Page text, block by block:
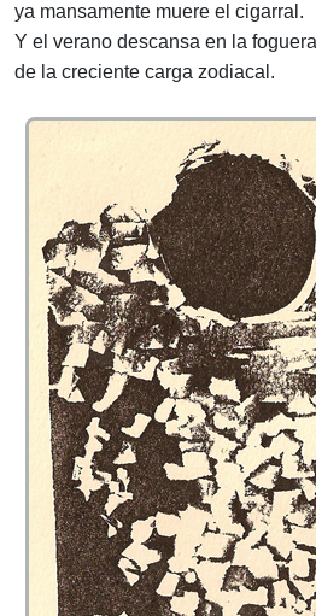
ya mansamente muere el cigarral.
Y el verano descansa en la foguera
de la creciente carga zodiacal.